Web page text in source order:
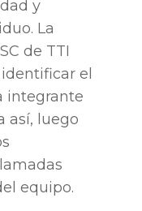
y
La
de TTI
el
integrante
así, luego
equipo.